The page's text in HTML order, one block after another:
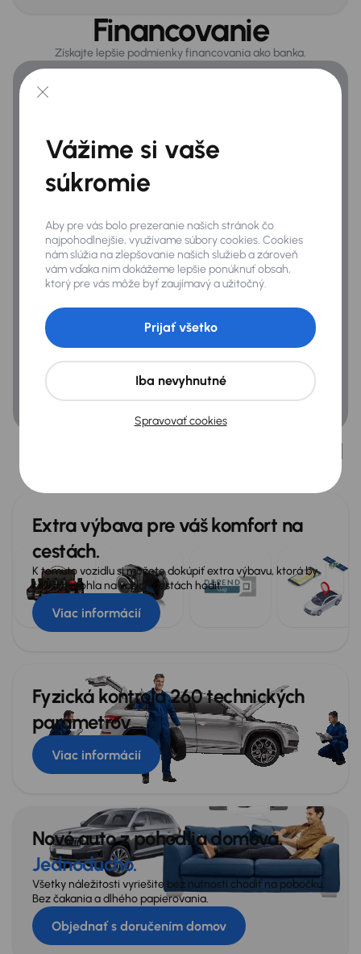
Originálne lité kolesá
Ťažné zariadenie
Infotainment
Bluetooth pripojenie
Navigačný systém
Zabezpečenie
ABS
Airbag
ASR
Všeobecné
USB
Veľa ďalšej výbavy
Financovanie
Získajte lepšie podmienky financovania ako banka.
Viac než len nákup auta
Extra výbava pre váš komfort na
cestách.
K tomuto vozidlu si môžete dokúpiť extra výbavu, ktorá by
sa vám mohla na vašich cestách hodiť.
Viac informácií
Fyzická kontrola 260 technických
parametrov
Viac informácií
Nové auto z pohodlia domova.
Jednoducho.
Všetky náležitosti vyriešite bez nutnosti chodiť na pobočku.
Bez čakania a dlhého papierovania.
Objednať s doručením domov
Vážime si vaše
súkromie
Aby pre vás bolo prezeranie našich stránok čo
najpohodlnejšie, využívame súbory cookies. Cookies
nám slúžia na zlepšovanie našich služieb a zároveň
vám vďaka nim dokážeme lepšie ponúknuť obsah,
ktorý pre vás môže byť zaujímavý a užitočný.
Spravovať cookies
Iba nevyhnutné
Prijať všetko